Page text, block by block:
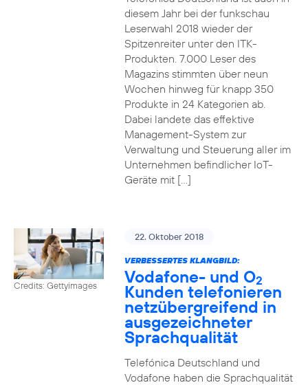
diesem Jahr bei der funkschau
Leserwahl 2018 wieder der
Spitzenreiter unter den ITK-
Produkten. 7.000 Leser des
Magazins stimmten über neun
Wochen hinweg für knapp 350
Produkte in 24 Kategorien ab.
Dabei landete das effektive
Management-System zur
Verwaltung und Steuerung aller im
Unternehmen befindlicher IoT-
Geräte mit […]
Credits: Gettyimages
22. Oktober 2018
VERBESSERTES KLANGBILD:
Vodafone- und O2
Kunden telefonieren
netzübergreifend in
ausgezeichneter
Sprachqualität
Telefónica Deutschland und
Vodafone haben die Sprachqualität